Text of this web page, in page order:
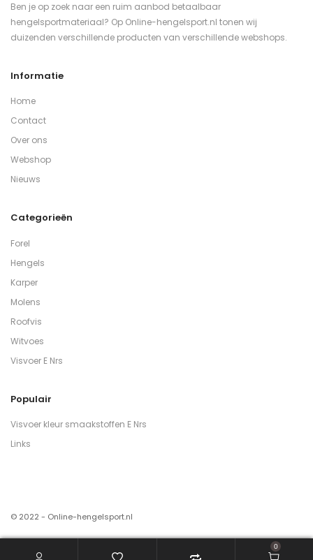
Ben je op zoek naar een ruim aanbod betaalbaar
hengelsportmateriaal? Op Online-hengelsport.nl tonen wij
duizenden verschillende producten van verschillende webshops.
Informatie
Home
Contact
Over ons
Webshop
Nieuws
Categorieën
Forel
Hengels
Karper
Molens
Roofvis
Witvoes
Visvoer E Nrs
Populair
Visvoer kleur smaakstoffen E Nrs
Links
© 2022 - Online-hengelsport.nl
0